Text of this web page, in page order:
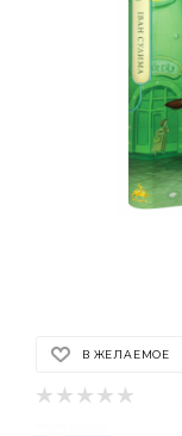
В ЖЕЛАЕМОЕ